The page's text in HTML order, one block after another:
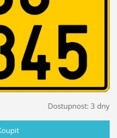
Dostupnost: 3 dny